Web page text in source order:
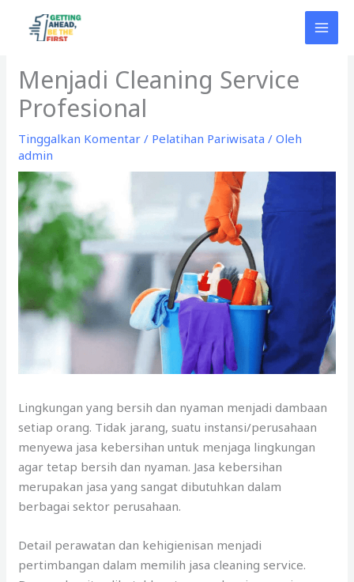
Menjadi Cleaning Service
Profesional
Tinggalkan Komentar / Pelatihan Pariwisata / Oleh
admin
Lingkungan yang bersih dan nyaman menjadi dambaan
setiap orang. Tidak jarang, suatu instansi/perusahaan
menyewa jasa kebersihan untuk menjaga lingkungan
agar tetap bersih dan nyaman. Jasa kebersihan
merupakan jasa yang sangat dibutuhkan dalam
berbagai sektor perusahaan.
Detail perawatan dan kehigienisan menjadi
pertimbangan dalam memilih jasa cleaning service.